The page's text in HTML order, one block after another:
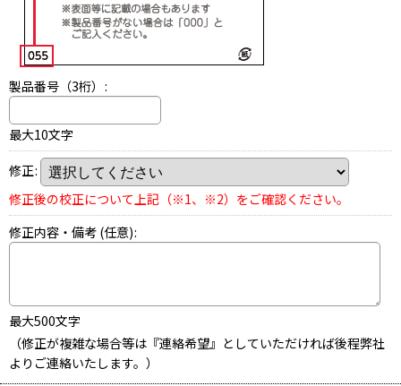
製品番号（3桁） :
最大10文字
修正:
修正後の校正について上記（※1、※2）をご確認ください。
修正内容・備考 (任意):
最大500文字
（修正が複雑な場合等は『連絡希望』としていただければ後程弊社
よりご連絡いたします。）